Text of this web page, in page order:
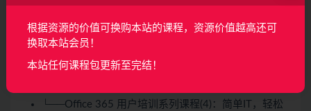
| ├──Office 365 用户培训系列课程(3)：随时随地，保
持直观的业务沟通.mp4 12.94M
| └──Office 365 用户培训系列课程(3)：随时随地，保
└──Office 365 用户培训系列课程(4)：简单IT，轻松
根据资源的价值可换购本站的课程，资源价值越高还可
换取本站会员！
本站任何课程包更新至完结！